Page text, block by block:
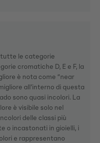
tutte le categorie
cromatiche D, E e F, la
è nota come “near
all’interno di questa
sono quasi incolori. La
è visibile solo nel
delle classi più
o incastonati in gioielli, i
e rappresentano